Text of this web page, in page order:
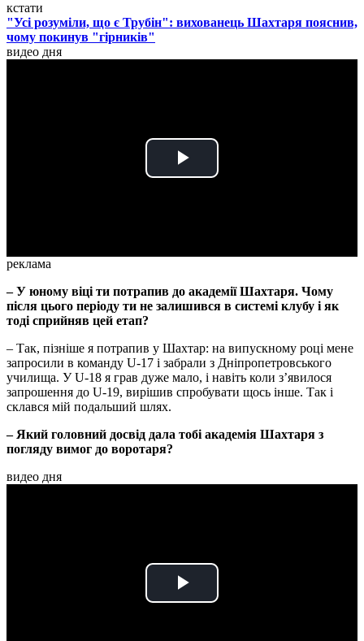
кстати
"Усі розуміли, що є Трубін": вихованець Шахтаря пояснив,
чому покинув "гірників"
видео дня
Play
реклама
– У юному віці ти потрапив до академії Шахтаря. Чому
після цього періоду ти не залишився в системі клубу і як
тоді сприйняв цей етап?
– Так, пізніше я потрапив у Шахтар: на випускному році мене
запросили в команду U-17 і забрали з Дніпропетровського
училища. У U-18 я грав дуже мало, і навіть коли з’явилося
запрошення до U-19, вирішив спробувати щось інше. Так і
склався мій подальший шлях.
– Який головний досвід дала тобі академія Шахтаря з
погляду вимог до воротаря?
видео дня
Play